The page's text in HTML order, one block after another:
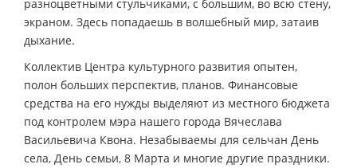
разноцветными стульчиками, с большим, во всю стену,
экраном. Здесь попадаешь в волшебный мир, затаив
дыхание.
Коллектив Центра культурного развития опытен,
полон больших перспектив, планов. Финансовые
средства на его нужды выделяют из местного бюджета
под контролем мэра нашего города Вячеслава
Васильевича Квона. Незабываемы для сельчан День
села, День семьи, 8 Марта и многие другие праздники.